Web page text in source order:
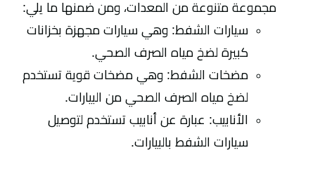
مجموعة متنوعة من المعدات، ومن ضمنها ما يلي:
سيارات الشفط: وهي سيارات مجهزة بخزانات
كبيرة لضخ مياه الصرف الصحي.
مضخات الشفط: وهي مضخات قوية تستخدم
لضخ مياه الصرف الصحي من البيارات.
الأنابيب: عبارة عن أنابيب تستخدم لتوصيل
سيارات الشفط بالبيارات.